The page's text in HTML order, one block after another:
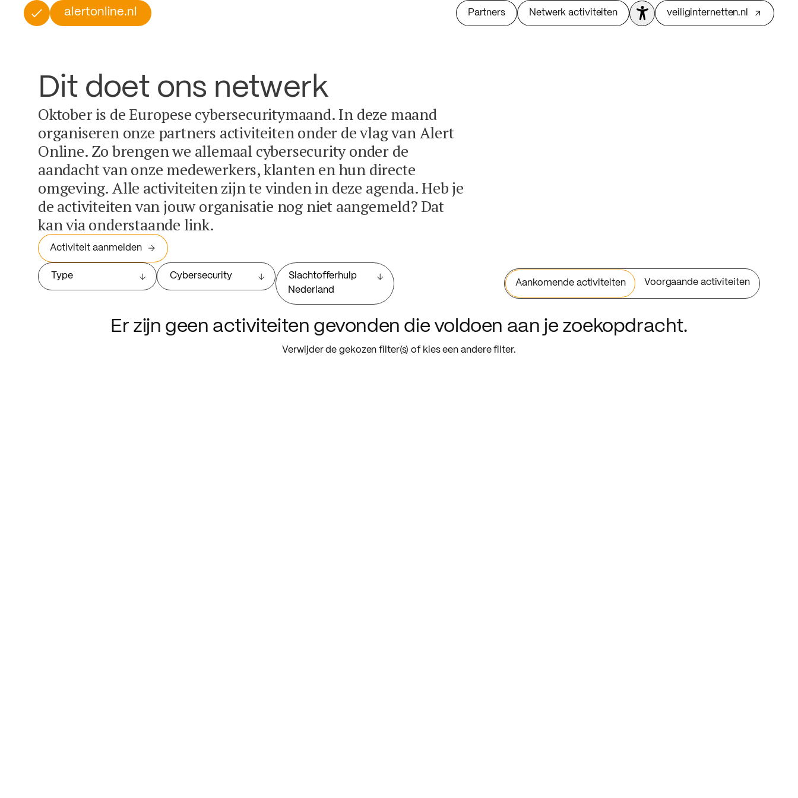
alertonline.nl Partners Netwerk activiteiten veiliginternetten.nl
Dit doet ons netwerk
Oktober is de Europese cybersecuritymaand. In deze maand
organiseren onze partners activiteiten onder de vlag van Alert
Online. Zo brengen we allemaal cybersecurity onder de
aandacht van onze medewerkers, klanten en hun directe
omgeving. Alle activiteiten zijn te vinden in deze agenda. Heb je
de activiteiten van jouw organisatie nog niet aangemeld? Dat
kan via onderstaande link.
Activiteit aanmelden
Type Cybersecurity
Slachtofferhulp
Nederland
Aankomende activiteiten Voorgaande activiteiten
Er zijn geen activiteiten gevonden die voldoen aan je zoekopdracht.
Verwijder de gekozen filter(s) of kies een andere filter.